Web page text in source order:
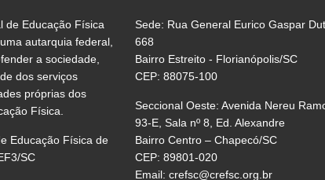
de Educação Física
autarquia federal,
a sociedade,
dos serviços
próprias dos
Física.
Educação Física de
SC
Sede: Rua General Eurico Gaspar
668
Bairro Estreito - Florianópolis/SC
CEP: 88075-100
Seccional Oeste: Avenida Nereu
93-E, Sala nº 8, Ed. Alexandre
Bairro Centro – Chapecó/SC
CEP: 89801-020
Email:crefsc@crefsc.org.br